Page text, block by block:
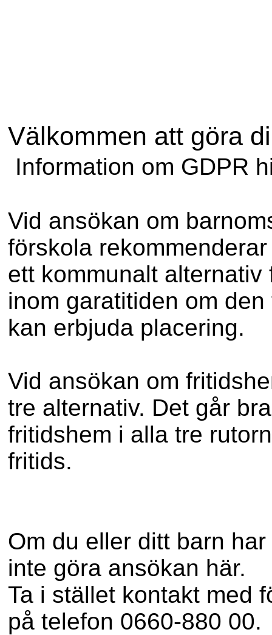
Välkommen att göra
Information om GDPR
Vid ansökan om
förskola
ett kommunalt
inom garatitiden om
kan erbjuda placering.
Vid ansökan om
tre alternativ. Det går
fritidshem i alla tre
fritids.
Om du eller ditt barn
inte göra ansökan här.
Ta i stället kontakt med
på telefon 0660-880 00.